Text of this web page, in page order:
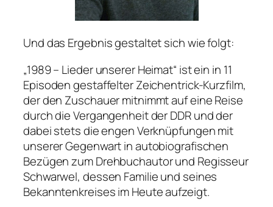
Und das Ergebnis gestaltet sich wie folgt:
„1989 – Lieder unserer Heimat“ ist ein in 11
Episoden gestaffelter Zeichentrick-Kurzfilm,
der den Zuschauer mitnimmt auf eine Reise
durch die Vergangenheit der DDR und der
dabei stets die engen Verknüpfungen mit
unserer Gegenwart in autobiografischen
Bezügen zum Drehbuchautor und Regisseur
Schwarwel, dessen Familie und seines
Bekanntenkreises im Heute aufzeigt.